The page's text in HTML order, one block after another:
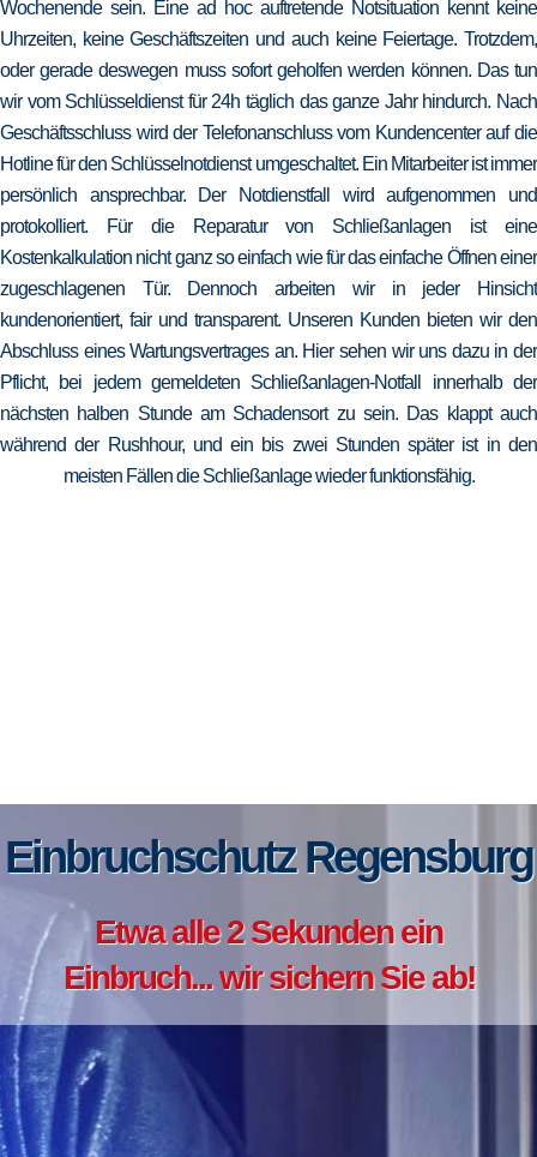
Wochenende sein. Eine ad hoc auftretende Notsituation kennt keine
Uhrzeiten, keine Geschäftszeiten und auch keine Feiertage. Trotzdem,
oder gerade deswegen muss sofort geholfen werden können. Das tun
wir vom Schlüsseldienst für 24h täglich das ganze Jahr hindurch. Nach
Geschäftsschluss wird der Telefonanschluss vom Kundencenter auf die
Hotline für den Schlüsselnotdienst umgeschaltet. Ein Mitarbeiter ist immer
persönlich ansprechbar. Der Notdienstfall wird aufgenommen und
protokolliert. Für die Reparatur von Schließanlagen ist eine
Kostenkalkulation nicht ganz so einfach wie für das einfache Öffnen einer
zugeschlagenen Tür. Dennoch arbeiten wir in jeder Hinsicht
kundenorientiert, fair und transparent. Unseren Kunden bieten wir den
Abschluss eines Wartungsvertrages an. Hier sehen wir uns dazu in der
Pflicht, bei jedem gemeldeten Schließanlagen-Notfall innerhalb der
nächsten halben Stunde am Schadensort zu sein. Das klappt auch
während der Rushhour, und ein bis zwei Stunden später ist in den
meisten Fällen die Schließanlage wieder funktionsfähig.
Einbruchschutz Regensburg
Etwa alle 2 Sekunden ein
Einbruch... wir sichern Sie ab!